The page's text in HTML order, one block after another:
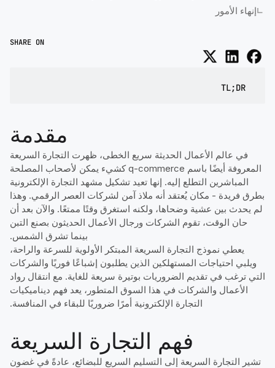
إنهاء الأمور
SHARE ON
TL;DR
مقدمة
في عالم الأعمال الحديثة سريع الخطى، ظهرت التجارة السريعة
المعروفة أيضًا باسم q-commerce كشيء يمكن لأصحاب المصلحة
المباشرين التطلع إليه. إنها تعيد تشكيل مشهد التجارة الإلكترونية
بطرق فريدة - مكان يُعتقد أنه ملاذ آمن لشركات العصر الرقمي. وهذا
لم يحدث بين عشية وضحاها، ولكنه استغرق وقتًا ممتعًا. والآن بعد أن
حان الوقت، تقوم الشركات ورجال الأعمال الحديثون بصنع التبن
بينما تشرق الشمس.
يعطي نموذج التجارة السريعة المبتكر الأولوية للسرعة والراحة،
ويلبي احتياجات المستهلكين الذين يطلبون إشباعًا فوريًا والشركات
التي ترغب في تقديم الضروريات بوتيرة سريعة للغاية. مع انتقال رواد
الأعمال والشركات في هذا السوق المتطور، يعد فهم ديناميكيات
التجارة الإلكترونية أمرًا ضروريًا للبقاء في المنافسة.
فهم التجارة السريعة
تشير التجارة السريعة إلى التسليم السريع للبضائع، عادةً في غضون